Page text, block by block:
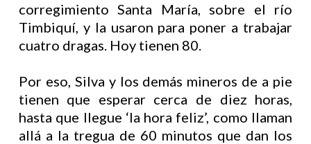
corregimiento Santa María, sobre el río
Timbiquí, y la usaron para poner a trabajar
cuatro dragas. Hoy tienen 80.
Por eso, Silva y los demás mineros de a pie
tienen que esperar cerca de diez horas,
hasta que llegue ‘la hora feliz’, como llaman
allá a la tregua de 60 minutos que dan los